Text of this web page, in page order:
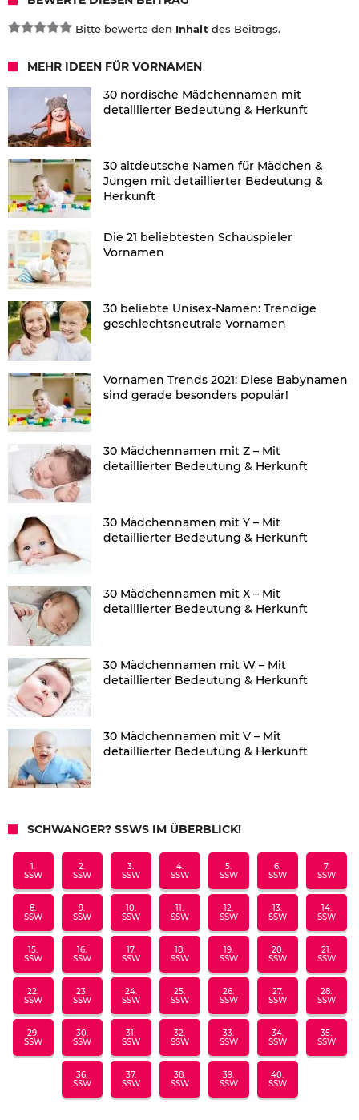
Bitte bewerte den Inhalt des Beitrags.
MEHR IDEEN FÜR VORNAMEN
30 nordische Mädchennamen mit
detaillierter Bedeutung & Herkunft
30 altdeutsche Namen für Mädchen &
Jungen mit detaillierter Bedeutung &
Herkunft
Die 21 beliebtesten Schauspieler
Vornamen
30 beliebte Unisex-Namen: Trendige
geschlechtsneutrale Vornamen
Vornamen Trends 2021: Diese Babynamen
sind gerade besonders populär!
30 Mädchennamen mit Z – Mit
detaillierter Bedeutung & Herkunft
30 Mädchennamen mit Y – Mit
detaillierter Bedeutung & Herkunft
30 Mädchennamen mit X – Mit
detaillierter Bedeutung & Herkunft
30 Mädchennamen mit W – Mit
detaillierter Bedeutung & Herkunft
30 Mädchennamen mit V – Mit
detaillierter Bedeutung & Herkunft
SCHWANGER? SSWS IM ÜBERBLICK!
1.
SSW
2.
SSW
3.
SSW
4.
SSW
5.
SSW
6.
SSW
7.
SSW
8.
SSW
9.
SSW
10.
SSW
11.
SSW
12.
SSW
13.
SSW
14.
SSW
15.
SSW
16.
SSW
17.
SSW
18.
SSW
19.
SSW
20.
SSW
21.
SSW
22.
SSW
23.
SSW
24.
SSW
25.
SSW
26.
SSW
27.
SSW
28.
SSW
29.
SSW
30.
SSW
31.
SSW
32.
SSW
33.
SSW
34.
SSW
35.
SSW
36.
SSW
37.
SSW
38.
SSW
39.
SSW
40.
SSW